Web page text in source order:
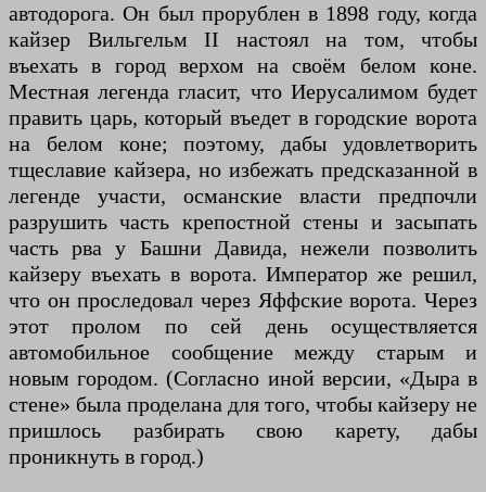
автодорога. Он был прорублен в 1898 году, когда
кайзер Вильгельм II настоял на том, чтобы
въехать в город верхом на своём белом коне.
Местная легенда гласит, что Иерусалимом будет
править царь, который въедет в городские ворота
на белом коне; поэтому, дабы удовлетворить
тщеславие кайзера, но избежать предсказанной в
легенде участи, османские власти предпочли
разрушить часть крепостной стены и засыпать
часть рва у Башни Давида, нежели позволить
кайзеру въехать в ворота. Император же решил,
что он проследовал через Яффские ворота. Через
этот пролом по сей день осуществляется
автомобильное сообщение между старым и
новым городом. (Согласно иной версии, «Дыра в
стене» была проделана для того, чтобы кайзеру не
пришлось разбирать свою карету, дабы
проникнуть в город.)